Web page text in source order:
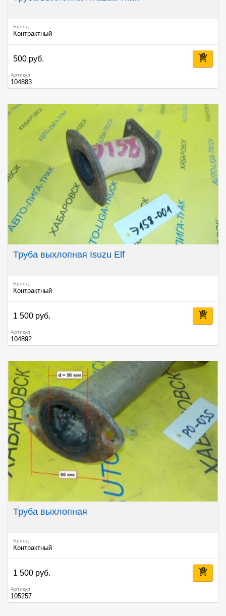
Бренд
Контрактный
500 руб.
Артикул
104883
Труба выхлопная Isuzu Elf
Бренд
Контрактный
1 500 руб.
Артикул
104892
Труба выхлопная
Бренд
Контрактный
1 500 руб.
Артикул
105257